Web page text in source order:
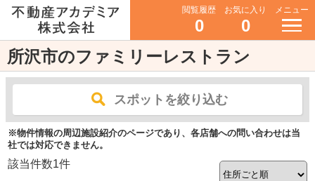
閲覧履歴
0
お気に入り
0
メニュー
所沢市のファミリーレストラン
スポットを絞り込む
※物件情報の周辺施設紹介のページであり、各店舗への問い合わせは当
社では対応できません。
該当件数1件